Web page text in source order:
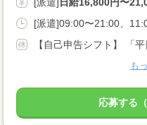
[派遣] 日給16,800円〜
[派遣]09:00〜21:00、
も
応募する